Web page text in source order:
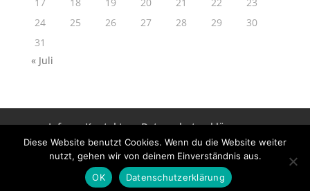
24
25 26 27 28 29
30
31
« Juli
Info Kontakt
Datenschutzerklärung
Impressum
Diese Website benutzt Cookies. Wenn du die Website weiter
nutzt, gehen wir von deinem Einverständnis aus.
OK
Datenschutzerklärung